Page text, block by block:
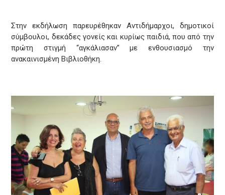
Στην εκδήλωση παρευρέθηκαν Αντιδήμαρχοι, δημοτικοί
σύμβουλοι, δεκάδες γονείς και κυρίως παιδιά, που από την
πρώτη στιγμή “αγκάλιασαν” με ενθουσιασμό την
ανακαινισμένη Βιβλιοθήκη.